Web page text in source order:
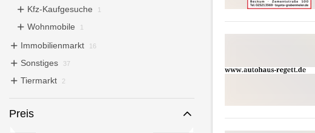
Kfz-Kaufgesuche 1
Wohnmobile 1
Immobilienmarkt 16
Sonstiges 37
Tiermarkt 2
Preis